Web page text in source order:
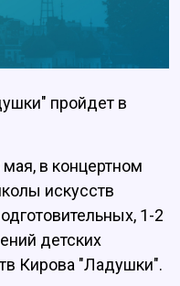
пройдет в
в концертном
искусств
1-2
детских
Кирова "Ладушки".